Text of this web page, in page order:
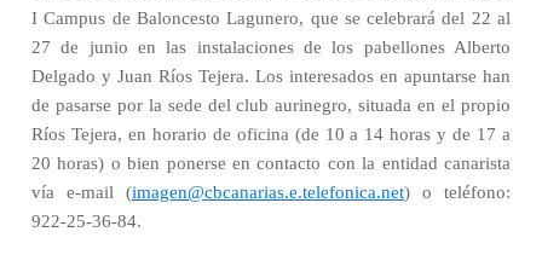
I Campus de Baloncesto Lagunero, que se celebrará del 22 al
27 de junio en las instalaciones de los pabellones Alberto
Delgado y Juan Ríos Tejera. Los interesados en apuntarse han
de pasarse por la sede del club aurinegro, situada en el propio
Ríos Tejera, en horario de oficina (de 10 a 14 horas y de 17 a
20 horas) o bien ponerse en contacto con la entidad canarista
vía e-mail (imagen@cbcanarias.e.telefonica.net) o teléfono:
922-25-36-84.